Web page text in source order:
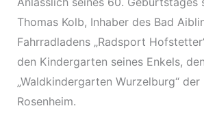
Thomas Kolb, Inhaber des Bad
Fahrradladens „Radsport
den Kindergarten seines Enkels, den
„Waldkindergarten Wurzelburg“
Rosenheim.